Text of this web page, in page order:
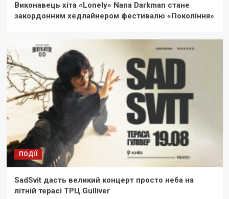
Виконавець хіта «Lonely» Nana Darkman стане
закордонним хедлайнером фестивалю «Покоління»
ПОДІЇ
SadSvit дасть великий концерт просто неба на
літній терасі ТРЦ Gulliver